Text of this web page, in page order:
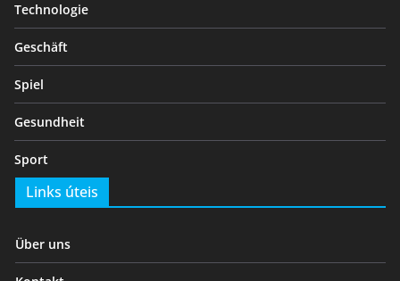
Technologie
Geschäft
Spiel
Gesundheit
Sport
Links úteis
Über uns